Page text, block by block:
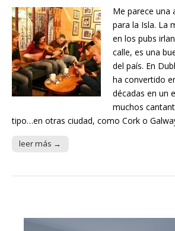
Me parece una
para la Isla. La
en los pubs
calle, es una
del país. En
ha convertido
décadas en un
muchos
tipo…en otras ciudad, como Cork o
leer más →